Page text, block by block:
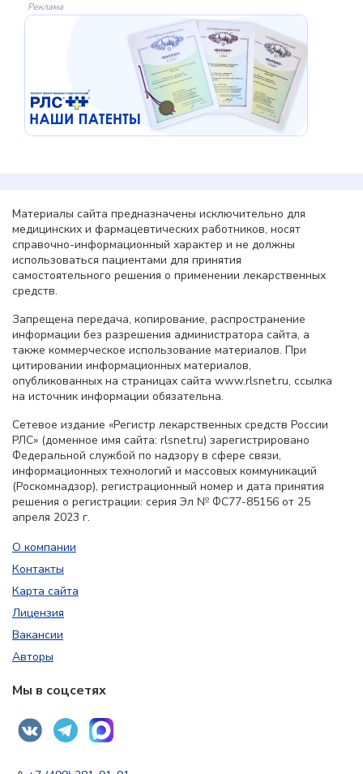
Реклама
Материалы сайта предназначены исключительно для
медицинских и фармацевтических работников, носят
справочно-информационный характер и не должны
использоваться пациентами для принятия
самостоятельного решения о применении лекарственных
средств.
Запрещена передача, копирование, распространение
информации без разрешения администратора сайта, а
также коммерческое использование материалов. При
цитировании информационных материалов,
опубликованных на страницах сайта www.rlsnet.ru, ссылка
на источник информации обязательна.
Сетевое издание «Регистр лекарственных средств России
РЛС» (доменное имя сайта: rlsnet.ru) зарегистрировано
Федеральной службой по надзору в сфере связи,
информационных технологий и массовых коммуникаций
(Роскомнадзор), регистрационный номер и дата принятия
решения о регистрации: серия Эл № ФС77-85156 от 25
апреля 2023 г.
О компании
Контакты
Карта сайта
Лицензия
Вакансии
Авторы
Мы в соцсетях